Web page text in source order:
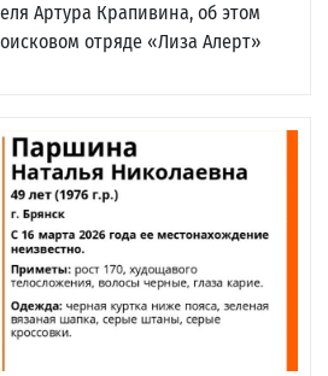
Артура Крапивина, об этом
отряде «Лиза Алерт»